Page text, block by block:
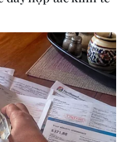
Đầm Dơi
#thiệt hại